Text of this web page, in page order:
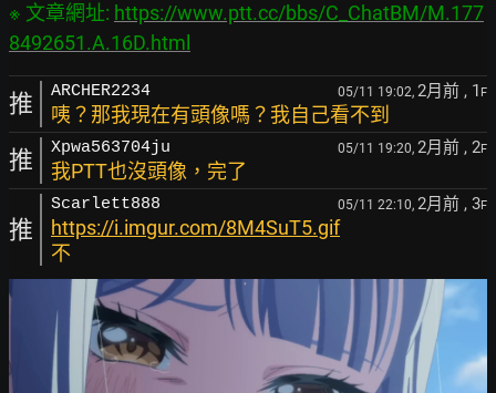
※ 文章網址: https://www.ptt.cc/bbs/C_ChatBM/M.177
8492651.A.16D.html
推 ARCHER2234 05/11 19:02, 2月前 , 1 F
咦？那我現在有頭像嗎？我自己看不到
推 Xpwa563704ju 05/11 19:20, 2月前 , 2F
我PTT也沒頭像，完了
推
Scarlett888 05/11 22:10, 2月前 , 3F
https://i.imgur.com/8M4SuT5.gif
不